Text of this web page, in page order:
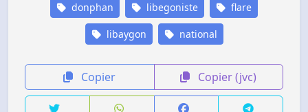
donphan libegoniste flare
libaygon national
Copier Copier (jvc)